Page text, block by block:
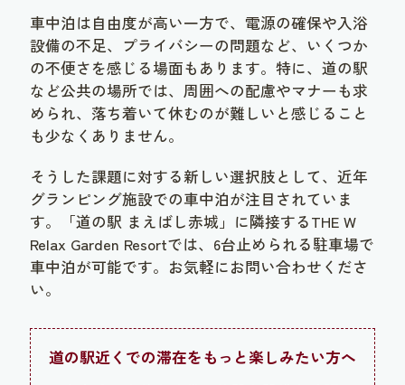
車中泊は自由度が高い一方で、電源の確保や入浴
設備の不足、プライバシーの問題など、いくつか
の不便さを感じる場面もあります。特に、道の駅
など公共の場所では、周囲への配慮やマナーも求
められ、落ち着いて休むのが難しいと感じること
も少なくありません。
そうした課題に対する新しい選択肢として、近年
グランピング施設での車中泊が注目されていま
す。「道の駅 まえばし赤城」に隣接するTHE W
Relax Garden Resortでは、6台止められる駐車場で
車中泊が可能です。お気軽にお問い合わせくださ
い。
道の駅近くでの滞在をもっと楽しみたい方へ